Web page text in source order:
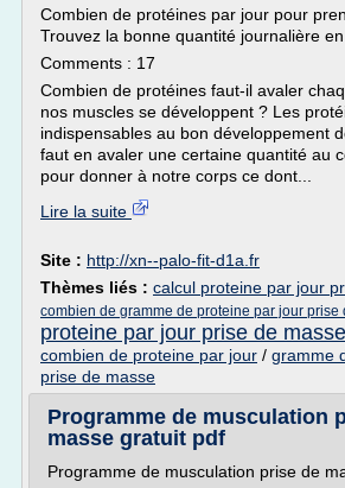
Combien de protéines par jour pour
Trouvez la bonne quantité journalière
Comments : 17
Combien de protéines faut-il avaler
nos muscles se développent ? Les
indispensables au bon développement
faut en avaler une certaine quantité au
pour donner à notre corps ce dont...
Lire la suite
Site : http://xn--palo-fit-d1a.fr
Thèmes liés : calcul proteine par jour
combien de gramme de proteine par jour prise
proteine par jour prise de masse
combien de proteine par jour / gramme
prise de masse
Programme de musculation
masse gratuit pdf
Programme de musculation prise de